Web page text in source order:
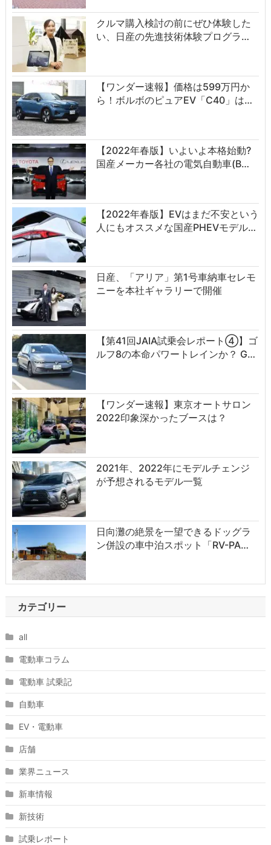
クルマ購入検討の前にぜひ体験した
い、日産の先進技術体験プログラ…
【ワンダー速報】価格は599万円か
ら！ボルボのピュアEV「C40」は…
【2022年春版】いよいよ本格始動?
国産メーカー各社の電気自動車(B…
【2022年春版】EVはまだ不安という
人にもオススメな国産PHEVモデル…
日産、「アリア」第1号車納車セレモ
ニーを本社ギャラリーで開催
【第41回JAIA試乗会レポート④】ゴ
ルフ8の本命パワートレインか？ G…
【ワンダー速報】東京オートサロン
2022印象深かったブースは？
2021年、2022年にモデルチェンジ
が予想されるモデル一覧
日向灘の絶景を一望できるドッグラ
ン併設の車中泊スポット「RV-PA…
カテゴリー
all
電動車コラム
電動車 試乗記
自動車
EV・電動車
店舗
業界ニュース
新車情報
新技術
試乗レポート